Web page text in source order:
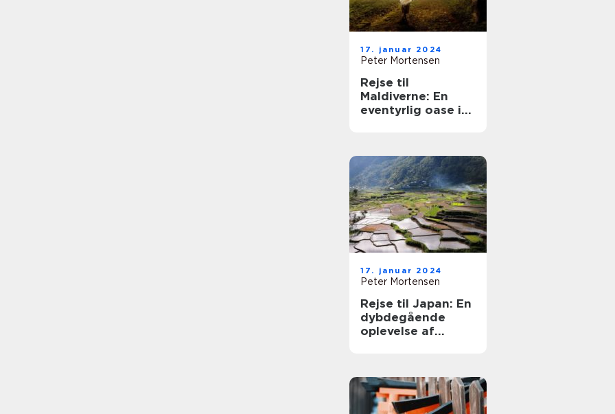
17. januar 2024
Peter Mortensen
Rejse til
Maldiverne: En
eventyrlig oase i
17. januar 2024
Peter Mortensen
Rejse til Japan: En
dybdegående
oplevelse af